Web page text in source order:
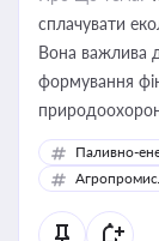
сплачувати
Вона важлива
формування
Паливно-